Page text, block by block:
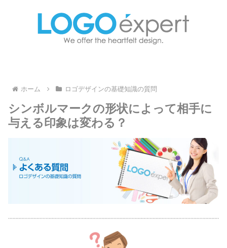
ホーム ロゴデザインの基礎知識の質問
シンボルマークの形状によって相手に
与える印象は変わる？